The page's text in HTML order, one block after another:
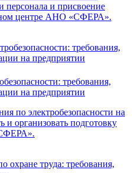
персонала и присвоение
центре АНО «СФЕРА».
требования,
на предприятии
по электробезопасности на
и организовать подготовку